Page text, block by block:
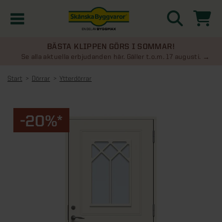
Kampanjer
Nyheter
BÄSTA KLIPPEN GÖRS I SOMMAR!
Se alla aktuella erbjudanden här. Gäller t.o.m. 17 augusti.
Start Dörrar Ytterdörrar
-20%*